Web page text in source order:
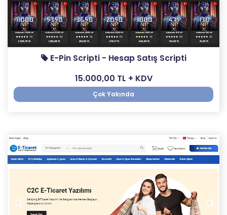
E-Pin Scripti - Hesap Satış Scripti
15.000,00 TL + KDV
Çok Yakında